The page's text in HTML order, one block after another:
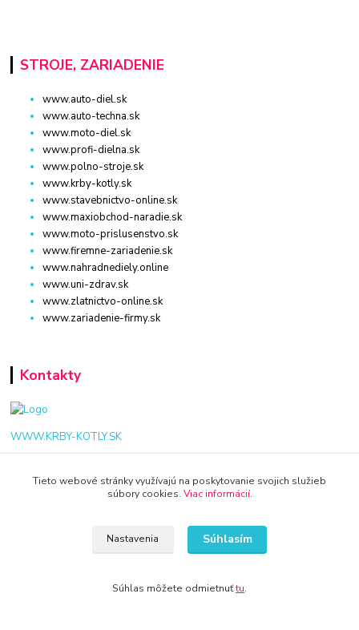
STROJE, ZARIADENIE
www.auto-diel.sk
www.auto-techna.sk
www.moto-diel.sk
www.profi-dielna.sk
www.polno-stroje.sk
www.krby-kotly.sk
www.stavebnictvo-online.sk
www.maxiobchod-naradie.sk
www.moto-prislusenstvo.sk
www.firemne-zariadenie.sk
www.nahradnediely.online
www.uni-zdrav.sk
www.zlatnictvo-online.sk
www.zariadenie-firmy.sk
Kontakty
WWW.KRBY-KOTLY.SK
Tieto webové stránky využívajú na poskytovanie svojich služieb
súbory cookies. Viac informácií.
Nastavenia Súhlasím
Súhlas môžete odmietnuťtu.